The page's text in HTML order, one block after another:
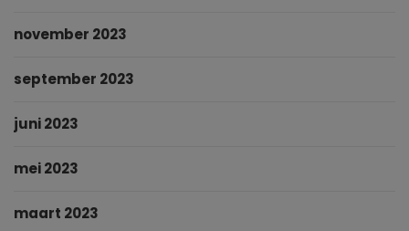
november 2023
september 2023
juni 2023
mei 2023
maart 2023